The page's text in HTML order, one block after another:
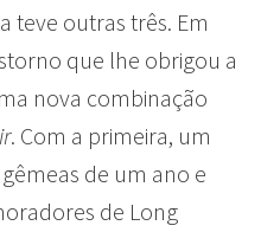
teve outras três. Em
que lhe obrigou a
nova combinação
. Com a primeira, um
de um ano e
de Long